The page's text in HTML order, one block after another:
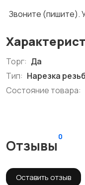
Звоните (пишите).
Торг: Да
Тип: Нарезка
Состояние товара:
Отзывы
0
Оставить отзыв